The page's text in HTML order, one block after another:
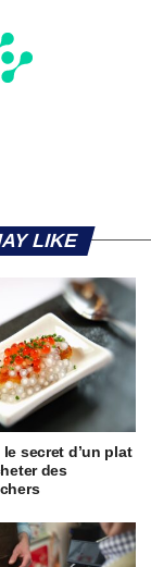
LIKE
secret d’un plat
des